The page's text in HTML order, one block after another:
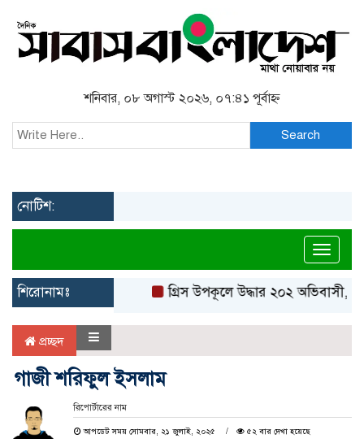
শনিবার, ০৮ অগাস্ট ২০২৬, ০৭:৪১ পূর্বাহ্ন
Search
নোটিশ:
শিরোনামঃ গ্রিস উপকূলে উদ্ধার ২০২ অভিবাসী,
প্রচ্ছদ
গাজী শরিফুল ইসলাম
রিপোর্টারের নাম
আপডেট সময় সোমবার, ২১ জুলাই, ২০২৫ ৫২ বার দেখা হয়েছে